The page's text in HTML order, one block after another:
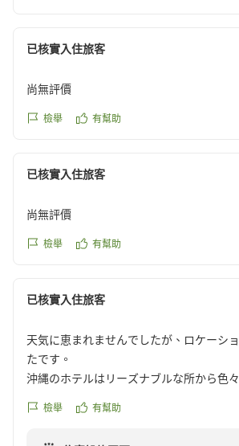
クチコミの詳細はこちらから
reviewId=33123478363769
ております。
https://review.travel.rakuten.co.jp/hotel/
ました。
朝食のマグロ丼やカレーにつきまして
をいただきありがとうございます。
また、期間限定で営業しておりますも
いです。
一方で、敷地内のマンホール付近につ
快な思いをおかけし申し訳ございません
虫対策にも引き続き努めてまいります。
また沖縄へお越しの際は、ぜひロイヤ
スタッフ一同、心よりお待ちしておりま
已核實入住旅客
尚無評價
檢舉 有幫助
已核實入住旅客
尚無評價
檢舉 有幫助
已核實入住旅客
天気に恵まれませんでしたが、ロケーシ
たです。
沖縄のホテルはリーズナブルな所から色
クチコミの詳細はこちらから
檢舉 有幫助